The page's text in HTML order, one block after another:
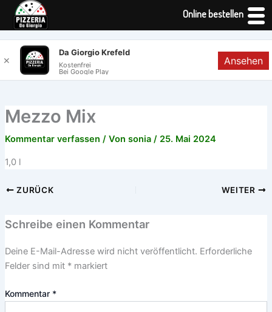
Inhalt
springen
Mezzo Mix
Kommentar verfassen / Von sonia / 25. Mai 2024
1,0 l
ZURÜCK WEITER
Schreibe einen Kommentar
Deine E-Mail-Adresse wird nicht veröffentlicht. Erforderliche
Felder sind mit *markiert
Kommentar *
Online bestellen
✕
Da Giorgio Krefeld
Kostenfrei
Bei Google Play
Ansehen